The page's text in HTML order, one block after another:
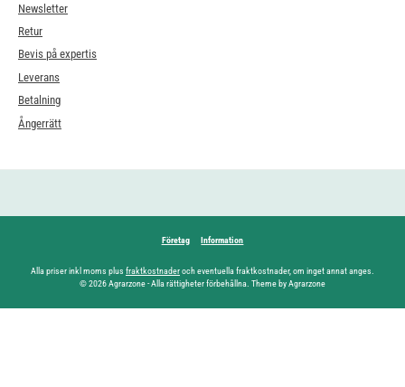
Newsletter
Retur
Bevis på expertis
Leverans
Betalning
Ångerrätt
Företag Information
Alla priser inkl moms plus fraktkostnaderoch eventuella fraktkostnader, om inget annat anges.
© 2026 Agrarzone - Alla rättigheter förbehållna. Theme by Agrarzone